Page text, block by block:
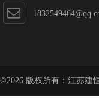
©2026 版权所有：江苏建